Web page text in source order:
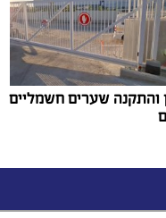
והתקנה שערים חשמליים